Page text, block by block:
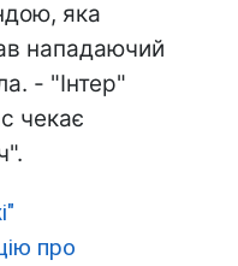
яка
нападаючий
- "Інтер"
чекає
про